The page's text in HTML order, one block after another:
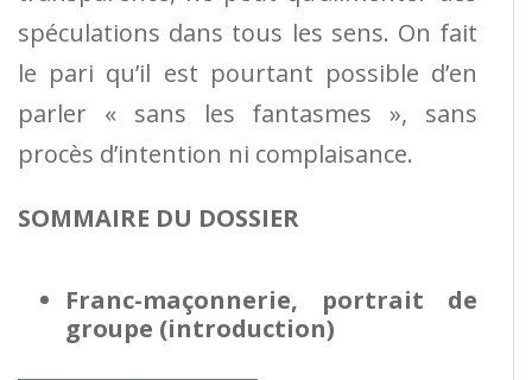
spéculations dans tous les sens. On fait
le pari qu’il est pourtant possible d’en
parler « sans les fantasmes », sans
procès d’intention ni complaisance.
SOMMAIRE DU DOSSIER
Franc-maçonnerie, portrait de
groupe (introduction)